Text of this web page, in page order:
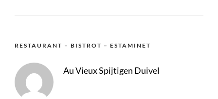
RESTAURANT – BISTROT – ESTAMINET
Au Vieux Spijtigen Duivel